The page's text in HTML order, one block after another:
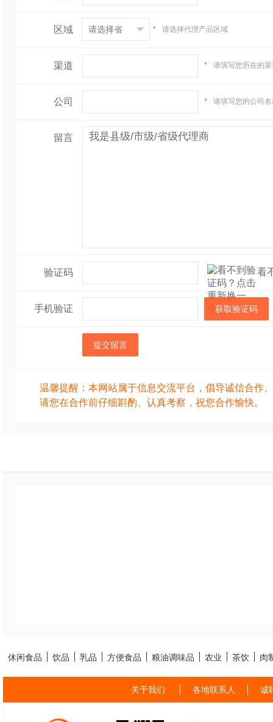
区域 * 请选择代理产品区域
渠道 * 请填写您所在的
公司 * 请填写您的公司
留言
验证码 看
手机验证 获取验证码
提交留言
温馨提醒：本网站属于信息交流平台，倡导诚信合作
请您在合作前仔细斟酌、认真考察，祝您合作愉快。
休闲食品 饮品 乳品 方便食品 粮油调味品 农业 茶饮 肉
关于我们 各地联系人 诚